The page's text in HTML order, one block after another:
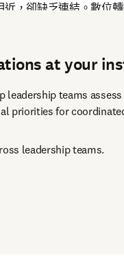
，卻缺乏連結。數位
at your
teams
priorities for
leadership teams.